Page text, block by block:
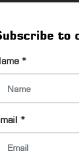
to
*
*
းရုံးမှ ခရေ (၅၀၀
င်၊ အင်ကြင်း (၁
င်တွေမှ တေးသီချင်
ဆွဲဆောင်ထားနိုင်
မ်ပင်လယ်ကို လှပစွ